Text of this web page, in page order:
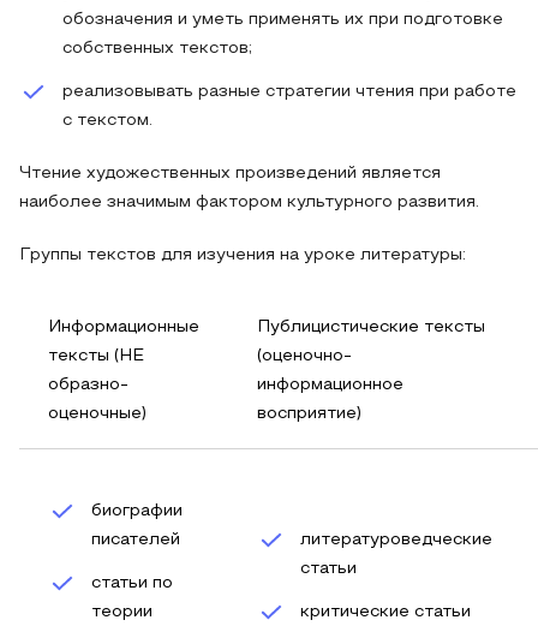
обозначения и уметь применять их при подготовке
собственных текстов;
реализовывать разные стратегии чтения при работе
с текстом.
Чтение художественных произведений является
наиболее значимым фактором культурного развития.
Группы текстов для изучения на уроке литературы:
Информационные
тексты (НЕ
образно-
оценочные)
Публицистические тексты
(оценочно-
информационное
восприятие)
биографии
писателей
статьи по
теории
литературоведческие
статьи
критические статьи